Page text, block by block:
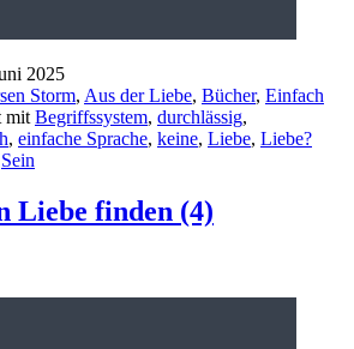
2025
Storm, Aus der Liebe, Bücher, Einfach
mitBegriffssystem, durchlässig,
, einfache Sprache, keine, Liebe, Liebe?
Sein
Liebe finden (4)